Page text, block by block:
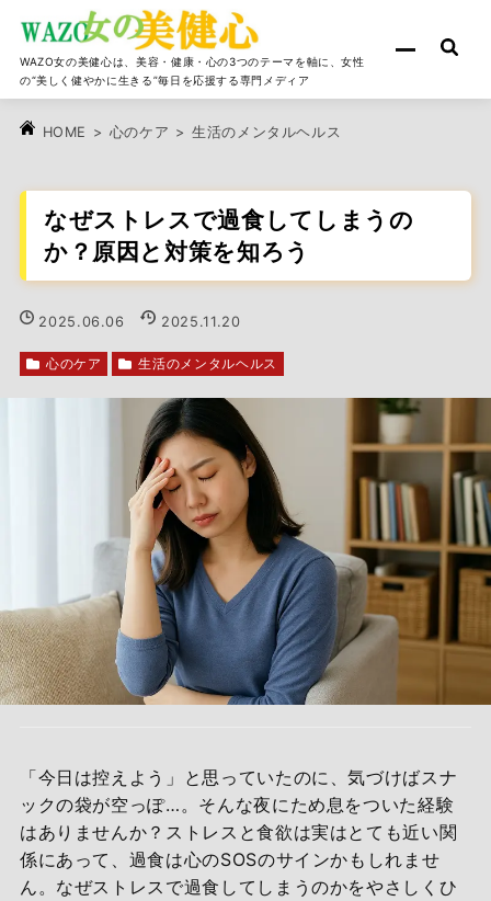
WAZO女の美健心は、美容・健康・心の3つのテーマを軸に、女性
の“美しく健やかに生きる”毎日を応援する専門メディア
HOME > 心のケア > 生活のメンタルヘルス
なぜストレスで過食してしまうの
か？原因と対策を知ろう
2025.06.06 2025.11.20
心のケア 生活のメンタルヘルス
「今日は控えよう」と思っていたのに、気づけばスナ
ックの袋が空っぽ…。そんな夜にため息をついた経験
はありませんか？ストレスと食欲は実はとても近い関
係にあって、過食は心のSOSのサインかもしれませ
ん。なぜストレスで過食してしまうのかをやさしくひ